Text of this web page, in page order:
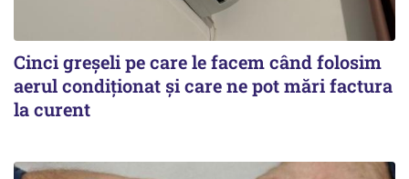
Cinci greșeli pe care le facem când folosim
aerul condiționat și care ne pot mări factura
la curent